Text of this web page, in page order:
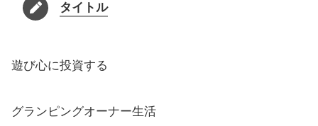
タイトル
遊び心に投資する
グランピングオーナー生活